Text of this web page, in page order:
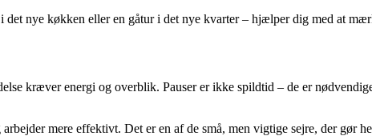
nye køkken eller en gåtur i det nye kvarter – hjælper dig med at
kræver energi og overblik. Pauser er ikke spildtid – de er
mere effektivt. Det er en af de små, men vigtige sejre, der gør